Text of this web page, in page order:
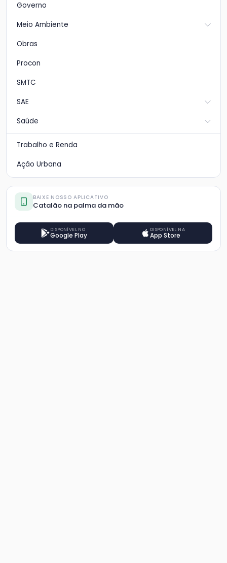
Governo
Meio Ambiente
Obras
Procon
SMTC
SAE
Saúde
Trabalho e Renda
Ação Urbana
BAIXE NOSSO APLICATIVO
Catalão na palma da mão
DISPONÍVEL NO
Google Play
DISPONÍVEL NA
App Store